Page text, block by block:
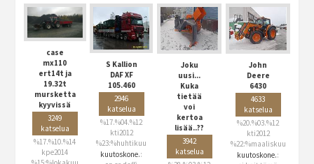
case
mx110
ert14t ja
19.32t
mursketta
kyyvissä
3249
katselua
%17.%10.%14
kpe2014
S Kallion
DAF XF
105.460
2946
katselua
%17.%04.%12
kti2012
%23:%huhtikuu
kuutoskone.:
Joku
uusi...
Kuka
tietää
voi
kertoa
lisää..??
3942
katselua
John
Deere
6430
4633
katselua
%20.%03.%12
kti2012
%22:%maaliskuu
kuutoskone.: